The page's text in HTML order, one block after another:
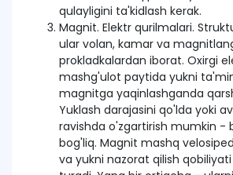
qulayligini ta'kidlash kerak.
Magnit. Elektr qurilmalari.
ular volan, kamar va
prokladkalardan iborat. Oxirgi
mashg'ulot paytida yukni
magnitga yaqinlashganda
Yuklash darajasini qo'lda yoki
ravishda o'zgartirish mumkin -
bog'liq. Magnit mashq
va yukni nazorat qilish